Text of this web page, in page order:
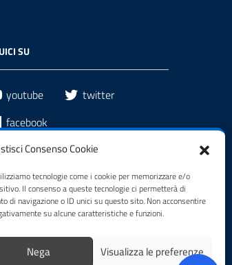
Consenso Cookie
tecnologie come i cookie per memorizzare e/o
Il consenso a queste tecnologie ci permetterà di
di navigazione o ID unici su questo sito. Non acconsentire
su alcune caratteristiche e funzioni.
Nega Visualizza le preferenze
SU
youtube
twitter
facebook